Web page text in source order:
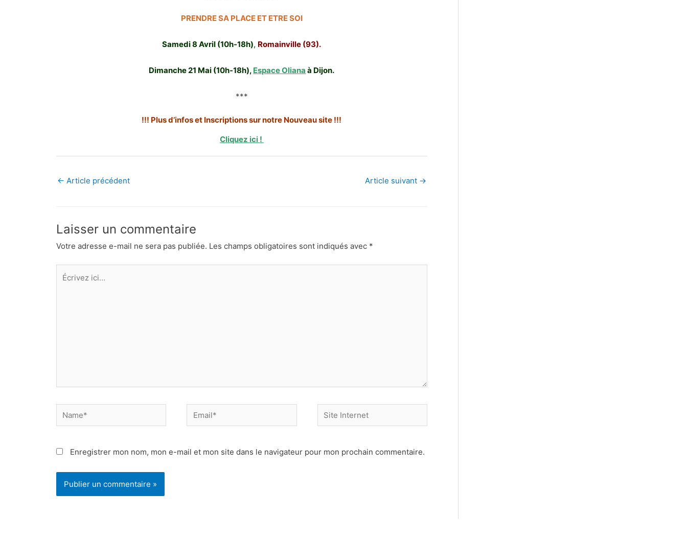
PRENDRE SA PLACE ET ETRE SOI
Samedi 8 Avril (10h-18h), Romainville (93).
Dimanche 21 Mai (10h-18h), Espace Oliana à Dijon.
***
!!! Plus d’infos et Inscriptions sur notre Nouveau site !!!
Cliquez ici !
← Article précédent Article suivant →
Laisser un commentaire
Votre adresse e-mail ne sera pas publiée. Les champs obligatoires sont indiqués avec *
Écrivez
Name* Email*
Site
Internet
Enregistrer mon nom, mon e-mail et mon site dans le navigateur pour mon prochain commentaire.